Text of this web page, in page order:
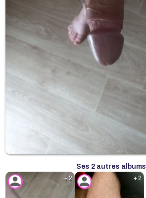
Ses 2 autres albums
+ 2 + 2